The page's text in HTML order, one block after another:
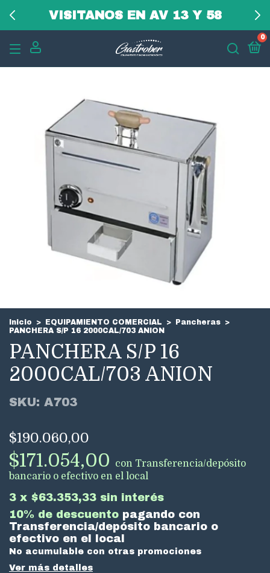
VISITANOS EN AV 13 Y 58
0
Inicio > EQUIPAMIENTO COMERCIAL > Pancheras >
PANCHERA S/P 16 2000CAL/703 ANION
PANCHERA S/P 16
2000CAL/703 ANION
SKU: A703
$190.060,00
$171.054,00 con Transferencia/depósito
bancario o efectivo en el local
3 x $63.353,33 sin interés
10% de descuento pagando con
Transferencia/depósito bancario o
efectivo en el local
No acumulable con otras promociones
Ver más detalles